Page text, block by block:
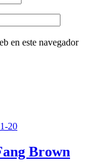
en este navegador
Brown